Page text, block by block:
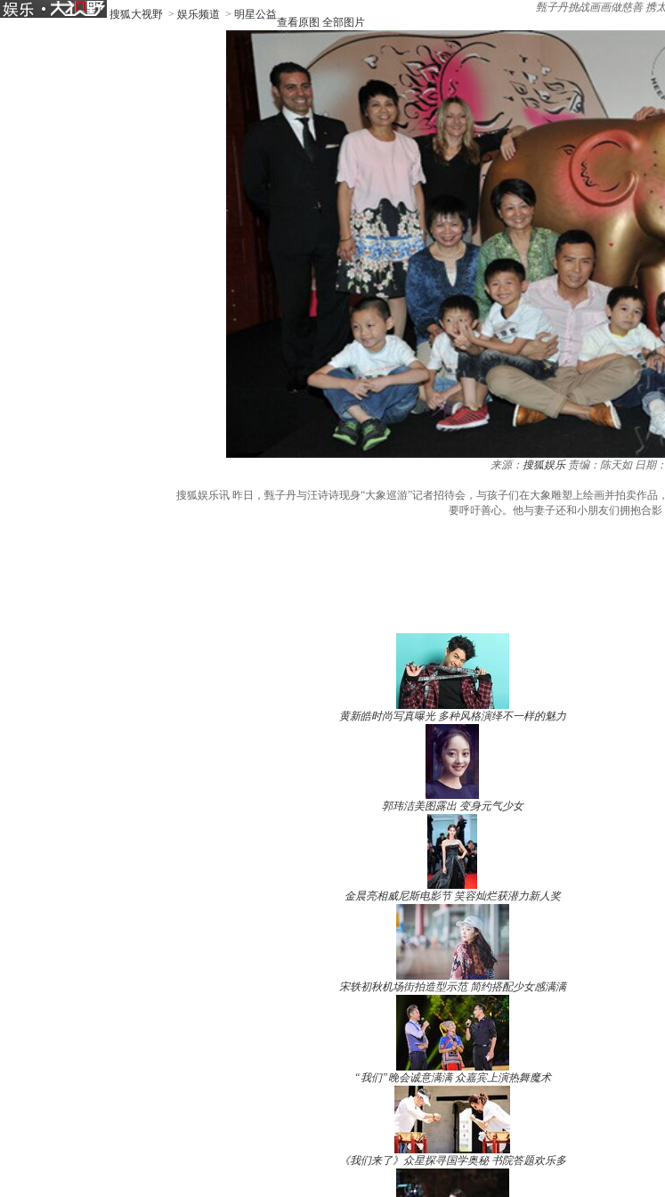
搜狐大视野 > 娱乐频道 > 明星公益
甄子丹挑战画画做慈善 携
查看原图 全部图片
来源： 搜狐娱乐 责编：陈天如 日期
搜狐娱乐讯 昨日，甄子丹与汪诗诗现身“大象巡游”记者招待会，与孩子们在大象雕塑上绘画并拍卖作
要呼吁善心。他与妻子还和小朋友们拥抱合影
黄新皓时尚写真曝光 多种风格演绎不一样的魅力
郭玮洁美图露出 变身元气少女
金晨亮相威尼斯电影节 笑容灿烂获潜力新人奖
宋轶初秋机场街拍造型示范 简约搭配少女感满满
“我们”晚会诚意满满 众嘉宾上演热舞魔术
《我们来了》众星探寻国学奥秘 书院答题欢乐多